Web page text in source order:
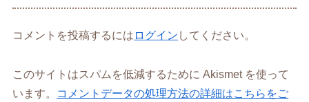
コメントを投稿するには ログイン してください。
このサイトはスパムを低減するために Akismet を使って
います。
コメントデータの処理方法の詳細はこちらをご